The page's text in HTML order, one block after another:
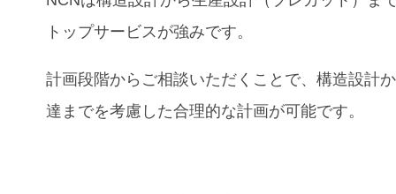
トップサービスが強みです。
計画段階からご相談いただくことで、構造設計
達までを考慮した合理的な計画が可能です。